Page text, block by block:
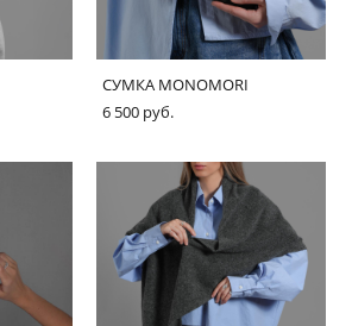
СУМКА MONOMORI
6 500 pуб.